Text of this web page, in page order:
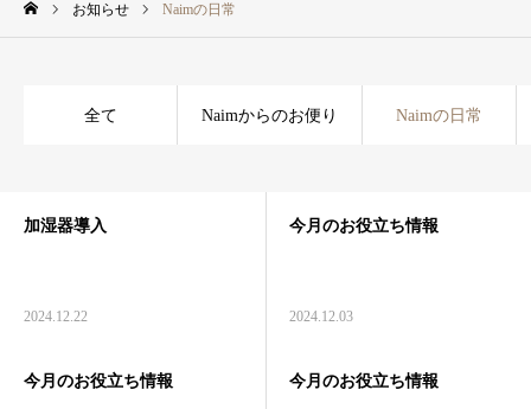
お知らせ Naimの日常
全て Naimからのお便り Naimの日常
加湿器導入
2024.12.22
今月のお役立ち情報
2024.12.03
今月のお役立ち情報 今月のお役立ち情報
Web 予約
コース・料金一覧
入会までの流れ